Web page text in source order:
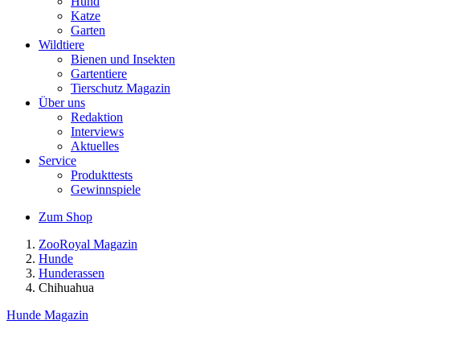
Katze
Garten
Wildtiere
Bienen und Insekten
Gartentiere
Tierschutz Magazin
Über uns
Redaktion
Interviews
Aktuelles
Service
Produkttests
Gewinnspiele
Zum Shop
ZooRoyal Magazin
Hunde
Hunderassen
Chihuahua
Hunde Magazin